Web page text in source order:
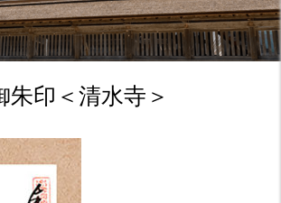
朱印＜清水寺＞